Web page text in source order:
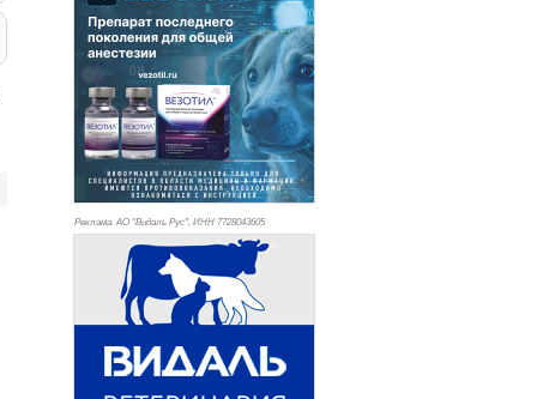
Реклама. АО "Видаль Рус", ИНН 7728043605